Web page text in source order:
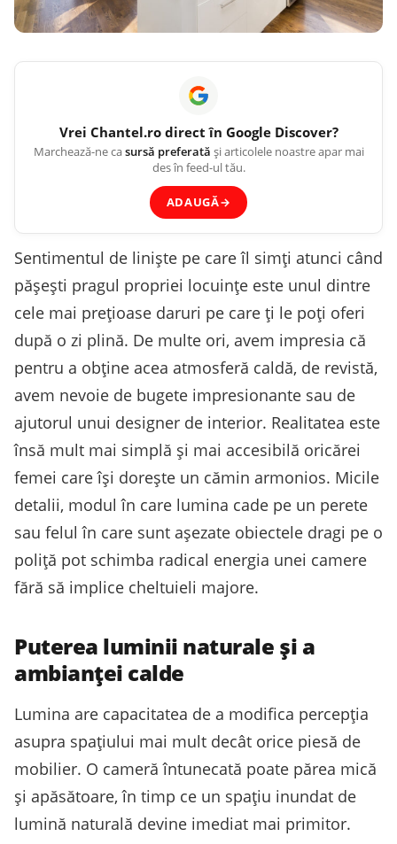
Vrei Chantel.rodirect în Google Discover?
Marchează-ne casursă preferată și articolele noastre apar mai
des în feed-ul tău.
ADAUGĂ→
Sentimentul de liniște pe care îl simți atunci când
pășești pragul propriei locuințe este unul dintre
cele mai prețioase daruri pe care ți le poți oferi
după o zi plină. De multe ori, avem impresia că
pentru a obține acea atmosferă caldă, de revistă,
avem nevoie de bugete impresionante sau de
ajutorul unui designer de interior. Realitatea este
însă mult mai simplă și mai accesibilă oricărei
femei care își dorește un cămin armonios. Micile
detalii, modul în care lumina cade pe un perete
sau felul în care sunt așezate obiectele dragi pe o
poliță pot schimba radical energia unei camere
fără să implice cheltuieli majore.
Puterea luminii naturale și a
ambianței calde
Lumina are capacitatea de a modifica percepția
asupra spațiului mai mult decât orice piesă de
mobilier. O cameră întunecată poate părea mică
și apăsătoare, în timp ce un spațiu inundat de
lumină naturală devine imediat mai primitor.